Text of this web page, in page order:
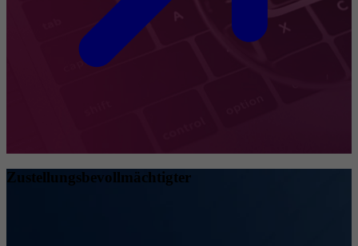
Zustellungsbevollmächtigter